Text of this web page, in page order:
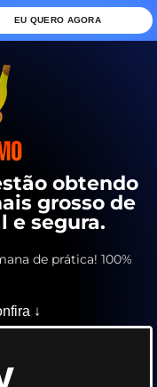
EU QUERO AGORA
obtendo
grosso de
e segura.
de prática! 100%
↓